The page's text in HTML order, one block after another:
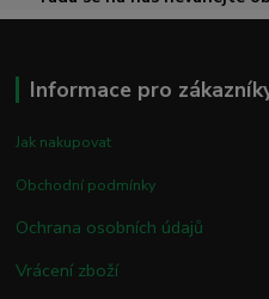
Informace pro
Jak nakupovat
Obchodní podmínky
Ochrana osobních údajů
Vrácení zboží